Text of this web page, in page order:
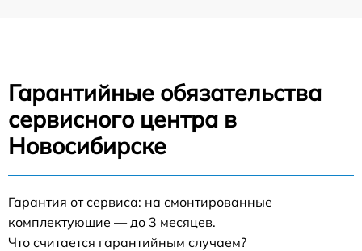
Гарантийные обязательства
сервисного центра в
Новосибирске
Гарантия от сервиса: на смонтированные
комплектующие — до 3 месяцев.
Что считается гарантийным случаем?